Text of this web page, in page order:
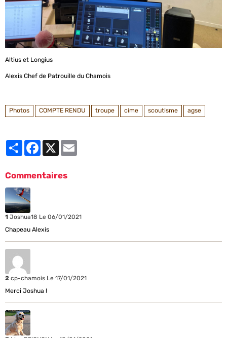
Altius et Longius
Alexis Chef de Patrouille du Chamois
Photos COMPTE RENDU troupe cime scoutisme agse
PartagerFacebook
Commentaires
1 Joshua18 Le 06/01/2021
Chapeau Alexis
2 cp-chamois Le 17/01/2021
Merci Joshua !